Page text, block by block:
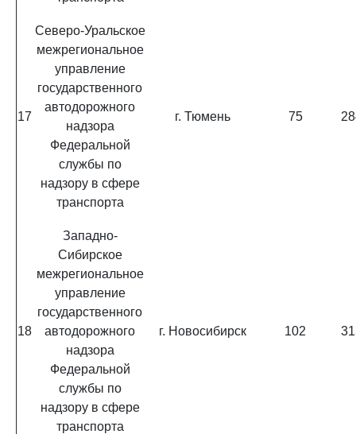
17
Северо-Уральское
межрегиональное
управление
государственного
автодорожного
надзора
Федеральной
службы по
надзору в сфере
транспорта
г. Тюмень 75
18
Западно-
Сибирское
межрегиональное
управление
государственного
автодорожного
надзора
Федеральной
службы по
надзору в сфере
транспорта
г. Новосибирск 102